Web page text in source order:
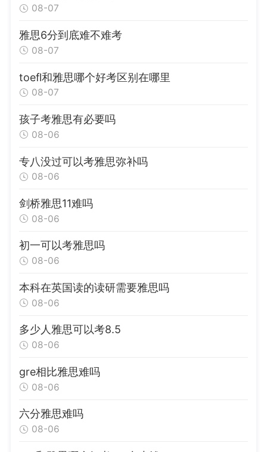
08-07
雅思6分到底难不难考
08-07
toefl和雅思哪个好考区别在哪里
08-07
孩子考雅思有必要吗
08-06
专八没过可以考雅思弥补吗
08-06
剑桥雅思11难吗
08-06
初一可以考雅思吗
08-06
本科在英国读的读研需要雅思吗
08-06
多少人雅思可以考8.5
08-06
gre相比雅思难吗
08-06
六分雅思难吗
08-06